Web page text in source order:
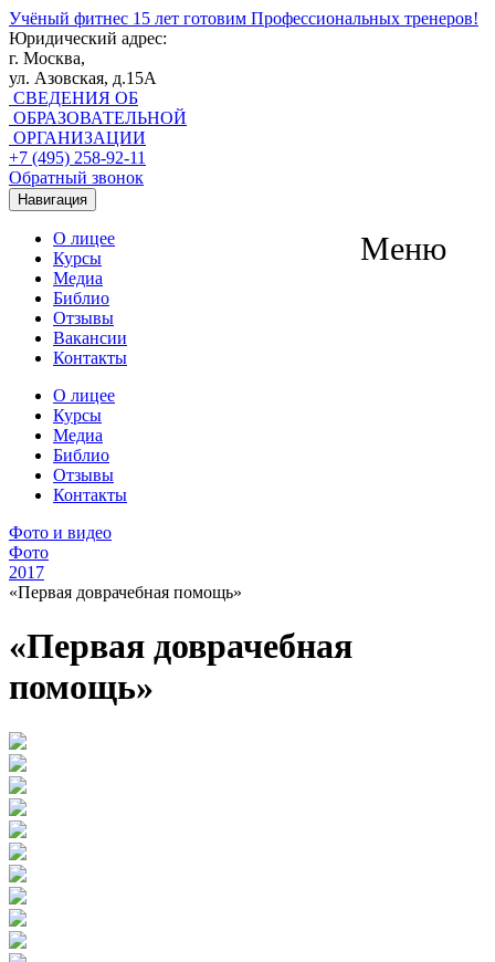
Учёный фитнес 15 лет готовим Профессиональных тренеров!
Юридический адрес:
г. Москва,
ул. Азовская, д.15А
СВЕДЕНИЯ ОБ
ОБРАЗОВАТЕЛЬНОЙ
ОРГАНИЗАЦИИ
+7 (495) 258-92-11
Обратный звонок
Навигация
Меню
О лицее
Курсы
Медиа
Библио
Отзывы
Вакансии
Контакты
О лицее
Курсы
Медиа
Библио
Отзывы
Контакты
Фото и видео
Фото
2017
«Первая доврачебная помощь»
«Первая доврачебная
помощь»